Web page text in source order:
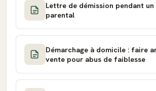
Lettre de démission pendant un
parental
Démarchage à domicile : faire
vente pour abus de faiblesse